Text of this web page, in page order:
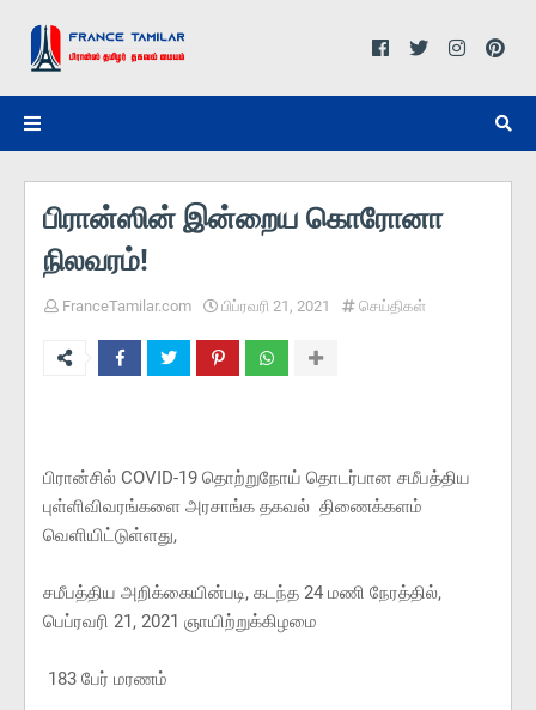
பிரான்ஸின் இன்றைய கொரோனா
நிலவரம்!
FranceTamilar.com பிப்ரவரி 21, 2021 செய்திகள்
பிரான்சில் COVID-19 தொற்றுநோய் தொடர்பான சமீபத்திய
புள்ளிவிவரங்களை அரசாங்க தகவல் திணைக்களம்
வெளியிட்டுள்ளது,
சமீபத்திய அறிக்கையின்படி, கடந்த 24 மணி நேரத்தில்,
பெப்ரவரி 21, 2021 ஞாயிற்றுக்கிழமை
183 பேர் மரணம்